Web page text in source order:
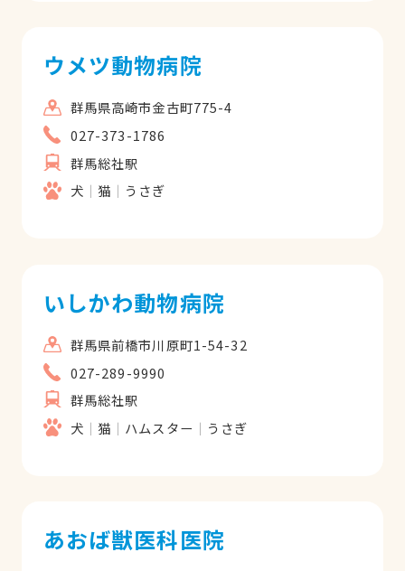
ウメツ動物病院
群馬県高崎市金古町775-4
027-373-1786
群馬総社駅
犬
猫 うさぎ
いしかわ動物病院
群馬県前橋市川原町1-54-32
027-289-9990
群馬総社駅
犬
猫 ハムスター うさぎ
あおば獣医科医院